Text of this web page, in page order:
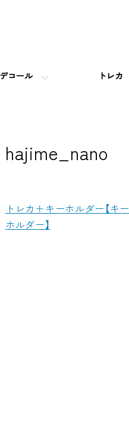
デコール トレカ
hajime_nano
トレカ＋キーホルダー【キー
ホルダー】